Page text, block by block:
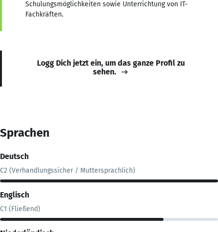
Schulungsmöglichkeiten sowie Unterrichtung von IT-
Fachkräften.
Logg Dich jetzt ein, um das ganze Profil zu
sehen.
Sprachen
Deutsch
C2 (Verhandlungssicher / Muttersprachlich)
Englisch
C1 (Fließend)